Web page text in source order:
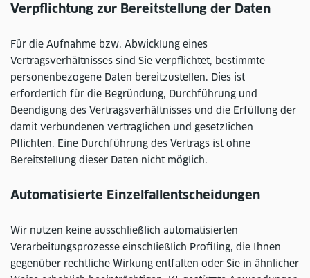
Verpflichtung zur Bereitstellung der Daten
Für die Aufnahme bzw. Abwicklung eines
Vertragsverhältnisses sind Sie verpflichtet, bestimmte
personenbezogene Daten bereitzustellen. Dies ist
erforderlich für die Begründung, Durchführung und
Beendigung des Vertragsverhältnisses und die Erfüllung der
damit verbundenen vertraglichen und gesetzlichen
Pflichten. Eine Durchführung des Vertrags ist ohne
Bereitstellung dieser Daten nicht möglich.
Automatisierte Einzelfallentscheidungen
Wir nutzen keine ausschließlich automatisierten
Verarbeitungsprozesse einschließlich Profiling, die Ihnen
gegenüber rechtliche Wirkung entfalten oder Sie in ähnlicher